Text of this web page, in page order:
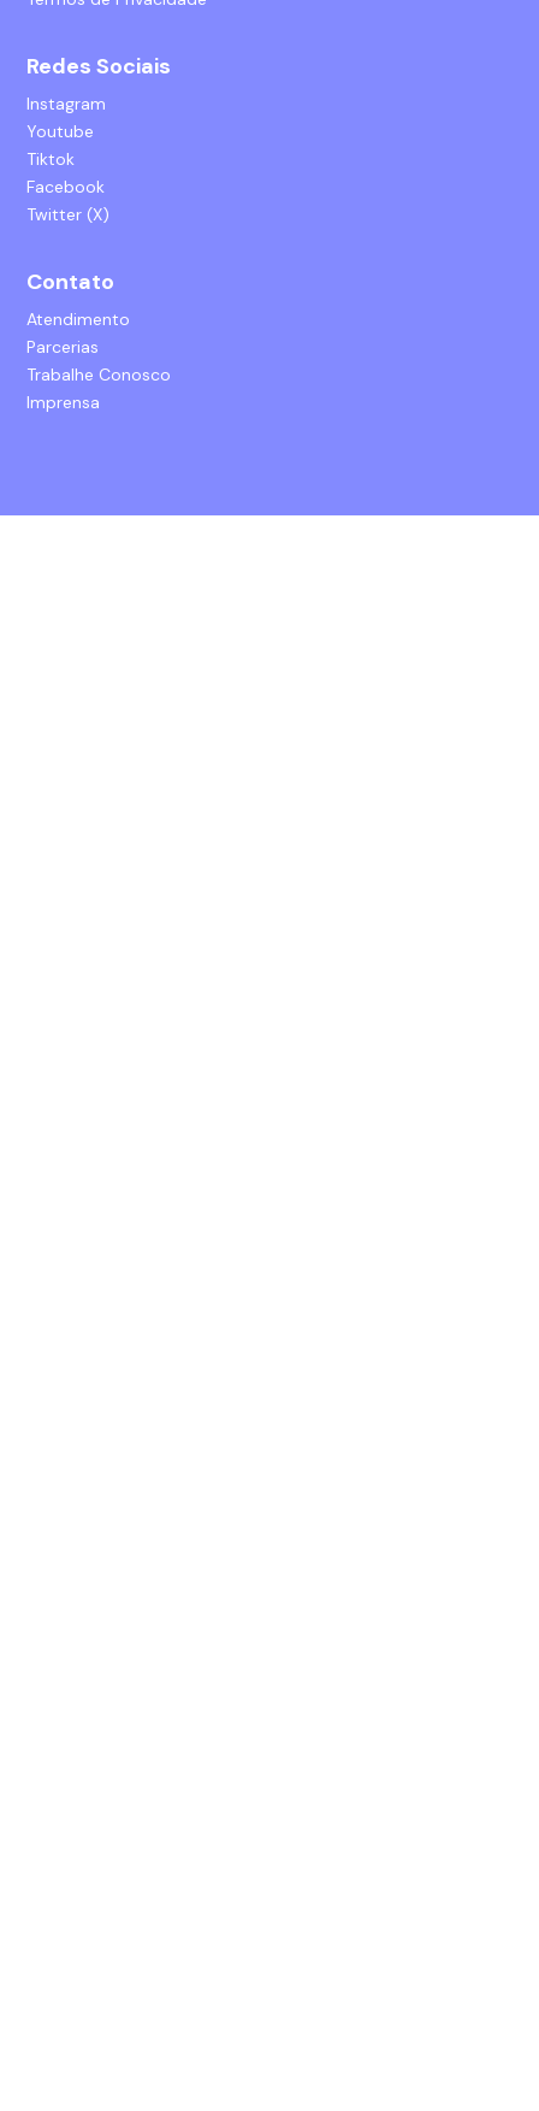
Redes Sociais
Instagram
Youtube
Tiktok
Facebook
Twitter (X)
Contato
Atendimento
Parcerias
Trabalhe Conosco
Imprensa